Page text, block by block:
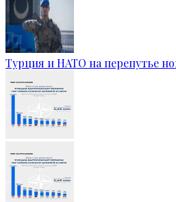
Турция и НАТО на перепутье